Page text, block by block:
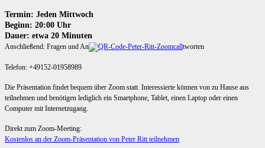
Termin: Jeden Mittwoch
Beginn: 20:00 Uhr
Dauer: etwa 20 Minuten
Anschließend: Fragen und An tworten
Telefon: +49152-01958989
Die Präsentation findet bequem über Zoom statt. Interessierte können von zu Hause aus
teilnehmen und benötigen lediglich ein Smartphone, Tablet, einen Laptop oder einen
Computer mit Internetzugang.
Direkt zum Zoom-Meeting:
Kostenlos an der Zoom-Präsentation von Peter Ritt teilnehmen